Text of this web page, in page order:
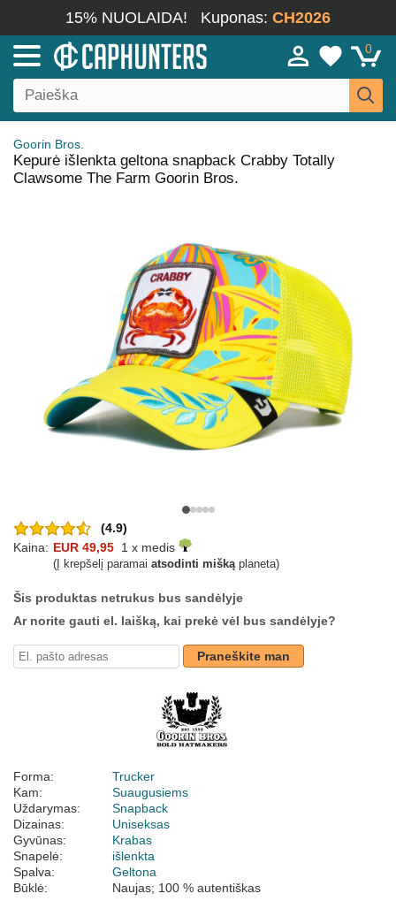
15% NUOLAIDA! Kuponas: CH2026
0
Goorin Bros.
Kepurė išlenkta geltona snapback Crabby Totally
Clawsome The Farm Goorin Bros.
(4.9)
Kaina: EUR 49,95 1 x medis
(Į krepšelį paramai atsodinti miškąplaneta)
Šis produktas netrukus bus sandėlyje
Ar norite gauti el. laišką, kai prekė vėl bus sandėlyje?
Praneškite man
Forma:
Trucker
Kam:
Suaugusiems
Uždarymas:
Snapback
Dizainas:
Uniseksas
Gyvūnas:
Krabas
Snapelė:
išlenkta
Spalva:
Geltona
Būklė:
Naujas; 100 % autentiškas